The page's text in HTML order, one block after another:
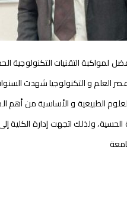
التقنيات التكنولوجية
و التكنولوجيا شهدت
الطبيعية و الأساسية من أهم
ولذلك اتجهت إدارة